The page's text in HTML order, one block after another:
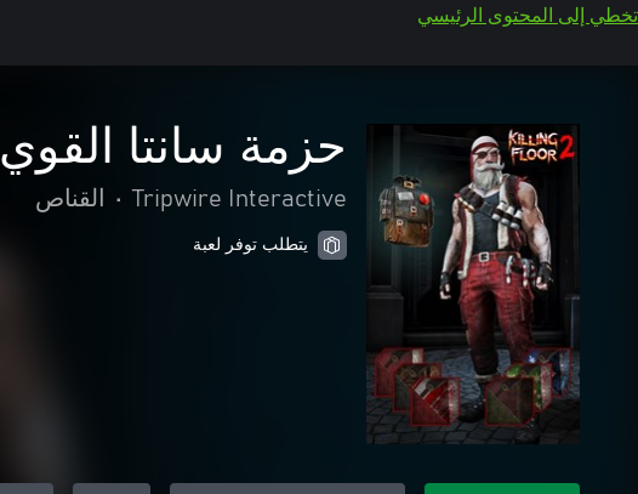
تخطي إلى المحتوى الرئيسي
حزمة سانتا القوي
Tripwire Interactive
• القناص
يتطلب توفر لعبة